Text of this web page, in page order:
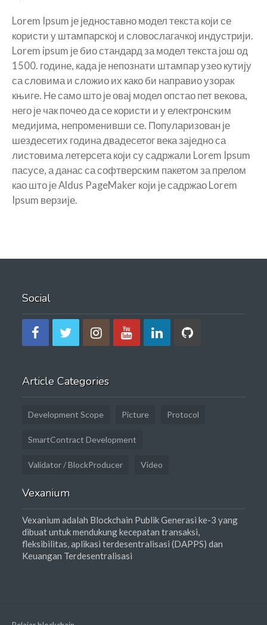
Lorem Ipsum је једноставно модел текста који се
користи у штампарској и словослагачкој индустрији.
Lorem ipsum је био стандард за модел текста још од
1500. године, када је непознати штампар узео кутију
са словима и сложио их како би направио узорак
књиге. Не само што је овај модел опстао пет векова,
него је чак почео да се користи и у електронским
медијима, непроменивши се. Популаризован је
шездесетих година двадесетог века заједно са
листовима летерсета који су садржали Lorem Ipsum
пасусе, а данас са софтверским пакетом за прелом
као што је Aldus PageMaker који је садржао Lorem
Ipsum верзије.
Social
Article Categories
Development Scope Picture Protocol
SmartContract Development
Validator / BlockProducer Video
Vexanium
Vexanium adalah Blockchain Publik Generasi ke-3 yang
dibuat untuk mendukung kecepatan transaksi,
fleksibilitas, aplikasi terdesentralisasi (DAPPS) dan
Keuangan Terdesentralisasi